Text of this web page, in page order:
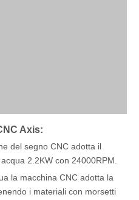
Axis:
del segno CNC adotta il
2.2KW con 24000RPM.
la macchina CNC adotta la
i materiali con morsetti